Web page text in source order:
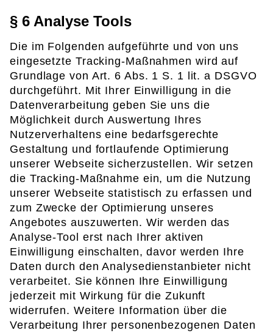
§ 6 Analyse Tools
Die im Folgenden aufgeführte und von uns
eingesetzte Tracking-Maßnahmen wird auf
Grundlage von Art. 6 Abs. 1 S. 1 lit. a DSGVO
durchgeführt. Mit Ihrer Einwilligung in die
Datenverarbeitung geben Sie uns die
Möglichkeit durch Auswertung Ihres
Nutzerverhaltens eine bedarfsgerechte
Gestaltung und fortlaufende Optimierung
unserer Webseite sicherzustellen. Wir setzen
die Tracking-Maßnahme ein, um die Nutzung
unserer Webseite statistisch zu erfassen und
zum Zwecke der Optimierung unseres
Angebotes auszuwerten. Wir werden das
Analyse-Tool erst nach Ihrer aktiven
Einwilligung einschalten, davor werden Ihre
Daten durch den Analysedienstanbieter nicht
verarbeitet. Sie können Ihre Einwilligung
jederzeit mit Wirkung für die Zukunft
widerrufen. Weitere Information über die
Verarbeitung Ihrer personenbezogenen Daten